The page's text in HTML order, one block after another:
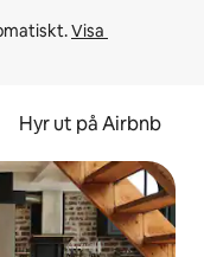
Visa
Hyr ut på Airbnb